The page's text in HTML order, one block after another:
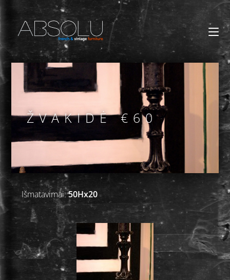
ŽVAKIDĖ €60
Išmatavimai:50Hx20